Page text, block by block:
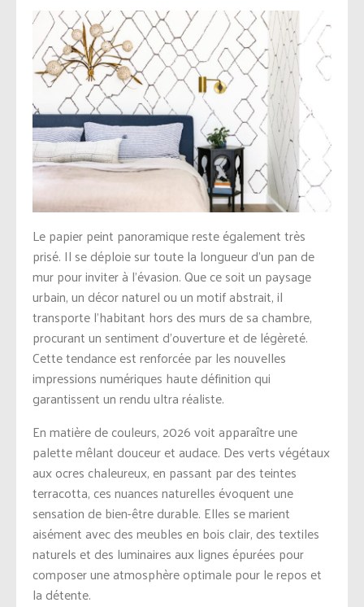
Le papier peint panoramique reste également très
prisé. Il se déploie sur toute la longueur d’un pan de
mur pour inviter à l’évasion. Que ce soit un paysage
urbain, un décor naturel ou un motif abstrait, il
transporte l’habitant hors des murs de sa chambre,
procurant un sentiment d’ouverture et de légèreté.
Cette tendance est renforcée par les nouvelles
impressions numériques haute définition qui
garantissent un rendu ultra réaliste.
En matière de couleurs, 2026 voit apparaître une
palette mêlant douceur et audace. Des verts végétaux
aux ocres chaleureux, en passant par des teintes
terracotta, ces nuances naturelles évoquent une
sensation de bien-être durable. Elles se marient
aisément avec des meubles en bois clair, des textiles
naturels et des luminaires aux lignes épurées pour
composer une atmosphère optimale pour le repos et
la détente.